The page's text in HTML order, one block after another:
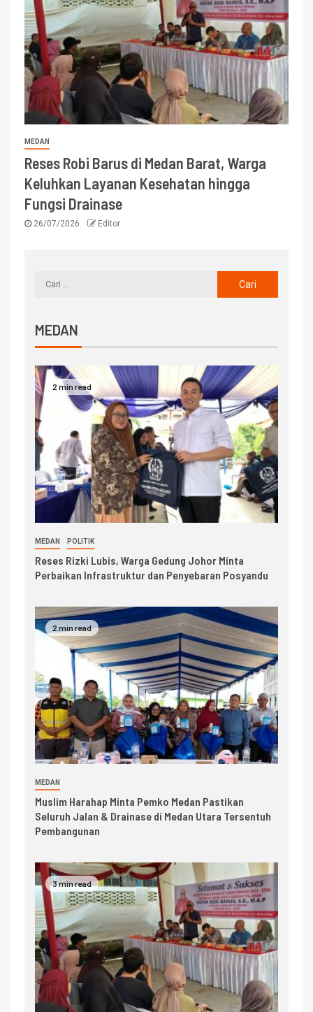
MEDAN
Reses Robi Barus di Medan Barat, Warga
Keluhkan Layanan Kesehatan hingga
Fungsi Drainase
26/07/2026 Editor
MEDAN
2 min read
MEDAN POLITIK
Reses Rizki Lubis, Warga Gedung Johor Minta
Perbaikan Infrastruktur dan Penyebaran Posyandu
2 min read
MEDAN
Muslim Harahap Minta Pemko Medan Pastikan
Seluruh Jalan & Drainase di Medan Utara Tersentuh
Pembangunan
3 min read